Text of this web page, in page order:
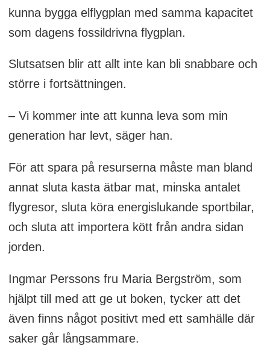
kunna bygga elflygplan med samma kapacitet
som dagens fossildrivna flygplan.
Slutsatsen blir att allt inte kan bli snabbare och
större i fortsättningen.
– Vi kommer inte att kunna leva som min
generation har levt, säger han.
För att spara på resurserna måste man bland
annat sluta kasta ätbar mat, minska antalet
flygresor, sluta köra energislukande sportbilar,
och sluta att importera kött från andra sidan
jorden.
Ingmar Perssons fru Maria Bergström, som
hjälpt till med att ge ut boken, tycker att det
även finns något positivt med ett samhälle där
saker går långsammare.